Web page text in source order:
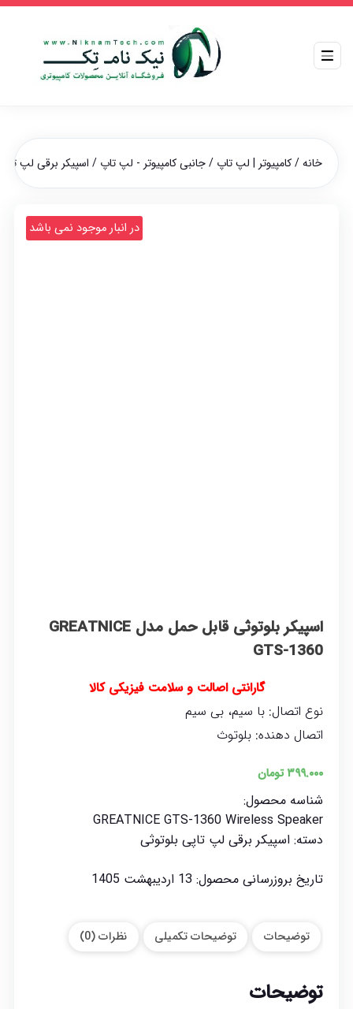
خانه/کامپیوتر | لپ تاپ /جانبی کامپیوتر - لپ تاپ / اسپیکر برقی لپ
اسپیکر بلوتوثی قابل حمل مدل GREATNICE
GTS-1360
گارانتی اصالت و سلامت فیزیکی کالا
نوع اتصال: با سیم، بی سیم
اتصال دهنده: بلوتوث
۳۹۹.۰۰۰ تومان
در انبار موجود نمی باشد
شناسه محصول:
GREATNICE GTS-1360 Wireless Speaker
دسته: اسپیکر برقی لپ تاپی بلوتوثی
تاریخ بروزرسانی محصول: 13 اردیبهشت 1405
توضیحات توضیحات تکمیلی نظرات (0)
توضیحات